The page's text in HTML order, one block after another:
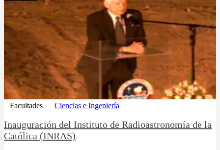
Facultades Ciencias e Ingeniería
Inauguración del Instituto de Radioastronomía de la
Católica (INRAS)